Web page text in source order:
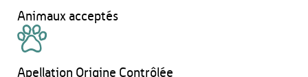
Animaux acceptés
Apellation Origine Contrôlée